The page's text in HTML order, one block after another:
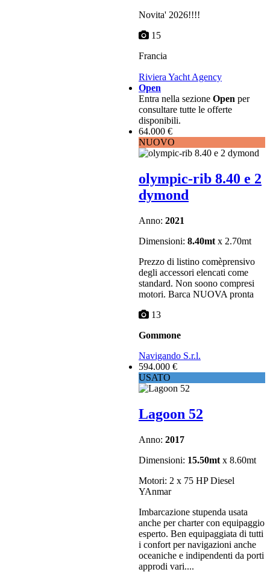
Novita' 2026!!!!
15
Francia
Riviera Yacht Agency
Open
Entra nella sezione Open per
consultare tutte le offerte
disponibili.
64.000 €
NUOVO
olympic-rib 8.40 e 2
dymond
Anno: 2021
Dimensioni: 8.40mt x 2.70mt
Prezzo di listino comèprensivo
degli accessori elencati come
standard. Non soono compresi
motori. Barca NUOVA pronta
13
Gommone
Navigando S.r.l.
594.000 €
USATO
Lagoon 52
Anno: 2017
Dimensioni: 15.50mt x 8.60mt
Motori: 2 x 75 HP Diesel
YAnmar
Imbarcazione stupenda usata
anche per charter con equipaggio
esperto. Ben equipaggiata di tutti
i confort per navigazioni anche
oceaniche e indipendenti da porti
approdi vari....